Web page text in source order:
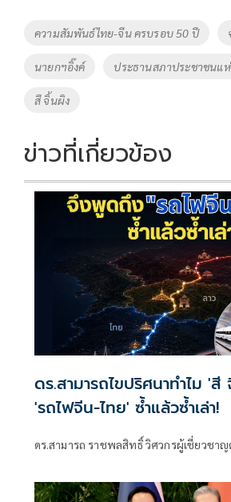
o
k
Li
n
k
Tags
ความสัมพันธ์ไทย-จีน ครบรอบ 50 ปี
นายกฯอิ๊งค์ ประธานสภาประชาชนแ
สี จิ้นผิง
ข่าวที่เกี่ยวข้อง
ดร.สามารถไขปริศนาทำไม '
'รถไฟจีน-ไทย' ซ้ำแล้วซ้ำเล่า!
ดร.สามารถ ราชพลสิทธิ์ วิศวกรผู้เชี่ยวชา